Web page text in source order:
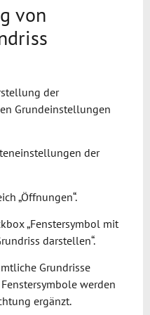
von
der
Grundeinstellungen
der
„Öffnungen“.
„Fenstersymbol mit
darstellen“.
Grundrisse
werden
ergänzt.